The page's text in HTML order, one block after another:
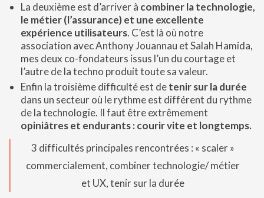
La deuxième est d’arriver à combiner la technologie,
le métier (l’assurance) et une excellente
expérience utilisateurs. C’est là où notre
association avec Anthony Jouannau et Salah Hamida,
mes deux co-fondateurs issus l’un du courtage et
l’autre de la techno produit toute sa valeur.
Enfin la troisième difficulté est detenir sur la durée
dans un secteur où le rythme est différent du rythme
de la technologie. Il faut être extrêmement
opiniâtres et endurants : courir vite et longtemps.
3 difficultés principales rencontrées : « scaler »
commercialement, combiner technologie/ métier
et UX, tenir sur la durée